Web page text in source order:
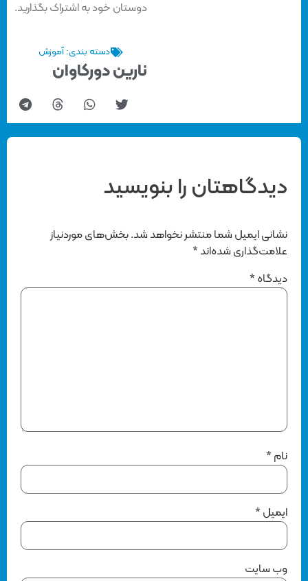
دوستان خود به اشتراک بگذارید.
دسته بندی:آموزش
نارین دورکاوان
دیدگاهتان را بنویسید
نشانی ایمیل شما منتشر نخواهد شد. بخش‌های موردنیاز
علامت‌گذاری شده‌اند*
دیدگاه*
*
ایمیل*
وب‌ سایت